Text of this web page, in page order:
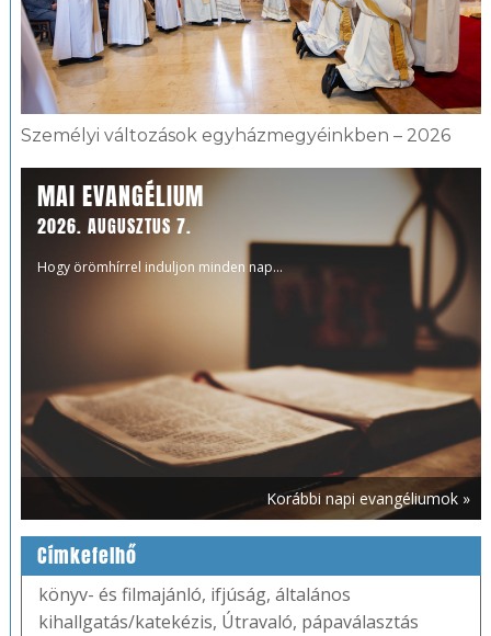
Személyi változások egyházmegyéinkben – 2026
MAI EVANGÉLIUM
2026. AUGUSZTUS 7.
Hogy örömhírrel induljon minden nap...
Korábbi napi evangéliumok »
Címkefelhő
könyv- és filmajánló, ifjúság, általános
kihallgatás/katekézis, Útravaló, pápaválasztás